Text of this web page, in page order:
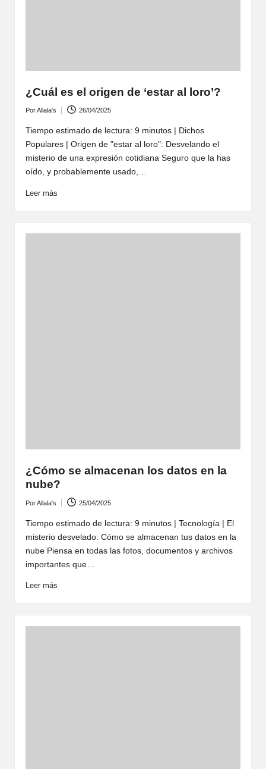
¿Cuál es el origen de ‘estar al loro’?
por
PorAllala's 26/04/2025
Tiempo estimado de lectura: 9 minutos | Dichos
Populares | Origen de "estar al loro": Desvelando el
misterio de una expresión cotidiana Seguro que la has
oído, y probablemente usado,…
Leer más
¿Cómo se almacenan los datos en la
nube?
por
PorAllala's 25/04/2025
Tiempo estimado de lectura: 9 minutos | Tecnología | El
misterio desvelado: Cómo se almacenan tus datos en la
nube Piensa en todas las fotos, documentos y archivos
importantes que…
Leer más